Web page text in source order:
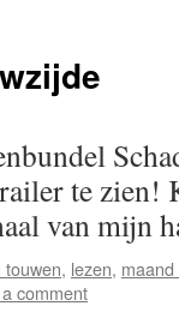
te zien!
van mijn
touwen, lezen,
comment